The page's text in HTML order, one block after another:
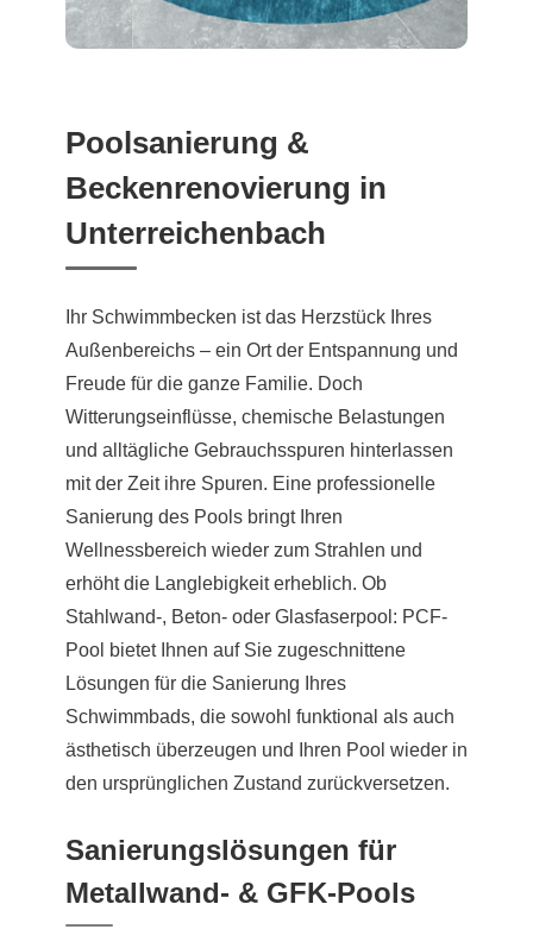
Poolsanierung &
Beckenrenovierung in
Unterreichenbach
Ihr Schwimmbecken ist das Herzstück Ihres
Außenbereichs – ein Ort der Entspannung und
Freude für die ganze Familie. Doch
Witterungseinflüsse, chemische Belastungen
und alltägliche Gebrauchsspuren hinterlassen
mit der Zeit ihre Spuren. Eine professionelle
Sanierung des Pools bringt Ihren
Wellnessbereich wieder zum Strahlen und
erhöht die Langlebigkeit erheblich. Ob
Stahlwand-, Beton- oder Glasfaserpool: PCF-
Pool bietet Ihnen auf Sie zugeschnittene
Lösungen für die Sanierung Ihres
Schwimmbads, die sowohl funktional als auch
ästhetisch überzeugen und Ihren Pool wieder in
den ursprünglichen Zustand zurückversetzen.
Sanierungslösungen für
Metallwand- & GFK-Pools